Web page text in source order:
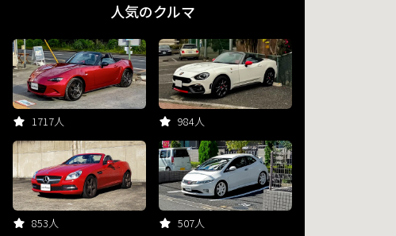
人気のクルマ
1717人 984人
853人 507人